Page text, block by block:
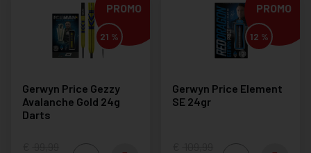
PROMO
21 %
Gerwyn Price Gezzy
Avalanche Gold 24g
Darts
PROMO
12 %
Gerwyn Price Element
SE 24gr